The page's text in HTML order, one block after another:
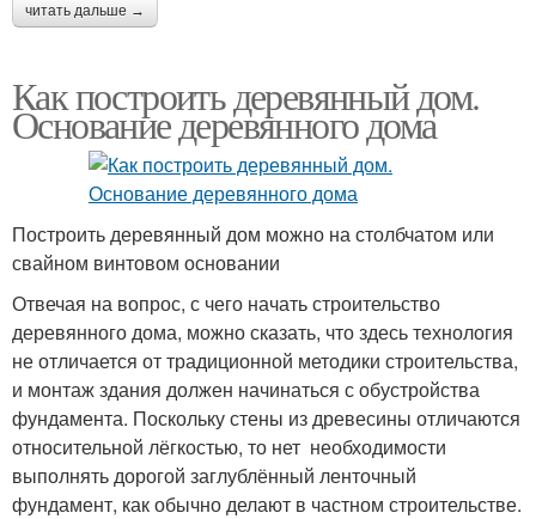
читать дальше →
Как построить деревянный дом.
Основание деревянного дома
Построить деревянный дом можно на столбчатом или
свайном винтовом основании
Отвечая на вопрос, с чего начать строительство
деревянного дома, можно сказать, что здесь технология
не отличается от традиционной методики строительства,
и монтаж здания должен начинаться с обустройства
фундамента. Поскольку стены из древесины отличаются
относительной лёгкостью, то нет необходимости
выполнять дорогой заглублённый ленточный
фундамент, как обычно делают в частном строительстве.